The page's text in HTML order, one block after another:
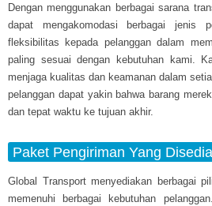
Dengan menggunakan berbagai sarana
dapat mengakomodasi berbagai jenis
fleksibilitas kepada pelanggan dalam
paling sesuai dengan kebutuhan kami.
menjaga kualitas dan keamanan dalam
pelanggan dapat yakin bahwa barang
dan tepat waktu ke tujuan akhir.
Paket Pengiriman Yang
Global Transport menyediakan berbagai
memenuhi berbagai kebutuhan